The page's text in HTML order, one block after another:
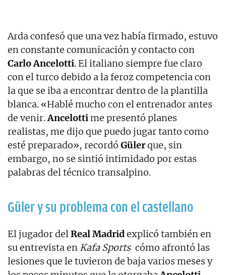
Arda confesó que una vez había firmado, estuvo
en constante comunicación y contacto con
Carlo Ancelotti. El italiano siempre fue claro
con el turco debido a la feroz competencia con
la que se iba a encontrar dentro de la plantilla
blanca. «Hablé mucho con el entrenador antes
de venir.Ancelottime presentó planes
realistas, me dijo que puedo jugar tanto como
esté preparado», recordó Gülerque, sin
embargo, no se sintió intimidado por estas
palabras del técnico transalpino.
Güler y su problema con el castellano
El jugador delReal Madridexplicó también en
su entrevista en Kafa Sports cómo afrontó las
lesiones que le tuvieron de baja varios meses y